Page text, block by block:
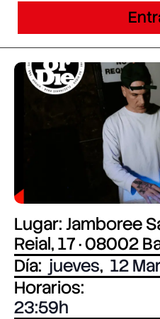
Lugar: Jamboree
Reial, 17 · 08002
Día: jueves, 12
Horarios:
23:59